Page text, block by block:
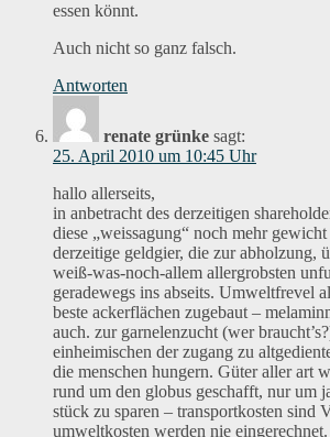
essen könnt.
Auch nicht so ganz falsch.
Antworten
renate grünke sagt:
25. April 2010 um 10:45 Uhr
hallo allerseits,
in anbetracht des derzeitigen
diese „weissagung“ noch mehr
derzeitige geldgier, die zur abholzung,
weiß-was-noch-allem allergrobsten
geradewegs ins abseits. Umweltfrevel
beste ackerflächen zugebaut –
auch. zur garnelenzucht (wer
einheimischen der zugang zu
die menschen hungern. Güter aller art
rund um den globus geschafft, nur um
stück zu sparen – transportkosten sind
umweltkosten werden nie